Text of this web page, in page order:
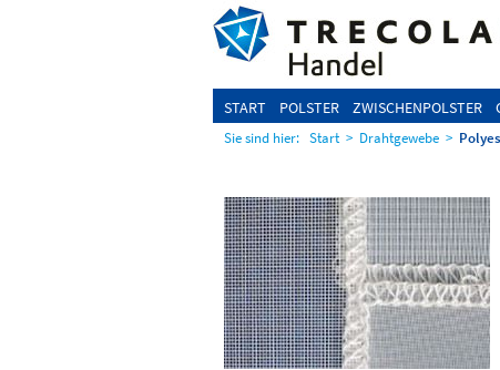
START POLSTER ZWISCHENPOLSTER
Sie sind hier: Start > Drahtgewebe >